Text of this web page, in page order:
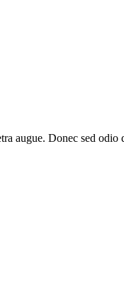
augue. Donec sed odio